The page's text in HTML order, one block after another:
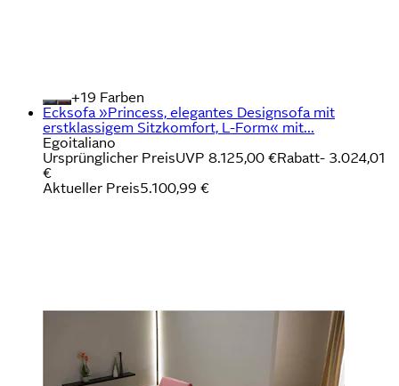
+
Farben
Ecksofa »Princess, elegantes Designsofa mit
erstklassigem Sitzkomfort, L-Form« mit...
Egoitaliano
Ursprünglicher PreisUVP 8.125,00 €Rabatt- 3.024,01
€
Aktueller Preis5.100,99 €